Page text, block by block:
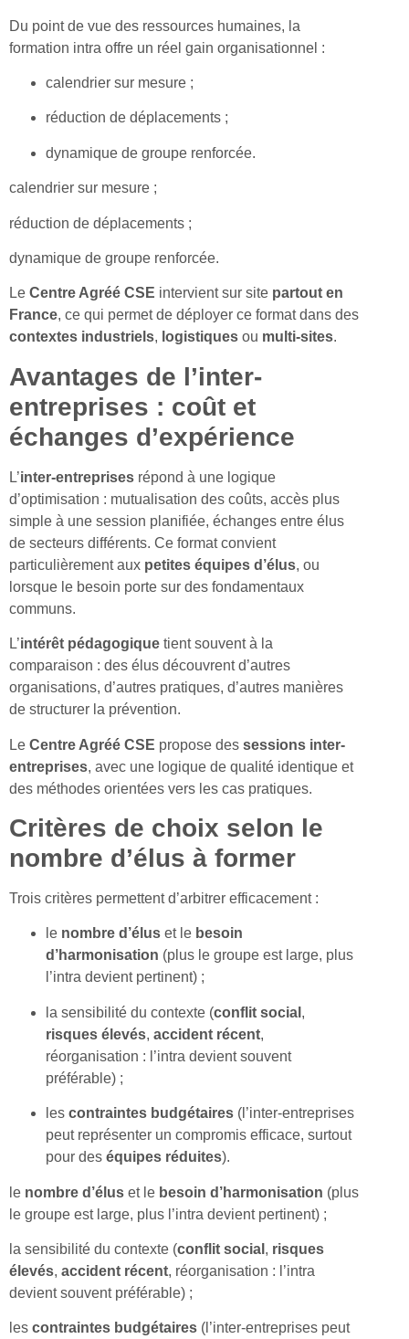
Du point de vue des ressources humaines, la
formation intra offre un réel gain organisationnel :
calendrier sur mesure ;
réduction de déplacements ;
dynamique de groupe renforcée.
calendrier sur mesure ;
réduction de déplacements ;
dynamique de groupe renforcée.
Le Centre Agréé CSE intervient sur site partout en
France, ce qui permet de déployer ce format dans des
contextes industriels, logistiques ou multi-sites.
Avantages de l’inter-
entreprises : coût et
échanges d’expérience
L’inter-entreprises répond à une logique
d’optimisation : mutualisation des coûts, accès plus
simple à une session planifiée, échanges entre élus
de secteurs différents. Ce format convient
particulièrement aux petites équipes d’élus, ou
lorsque le besoin porte sur des fondamentaux
communs.
L’intérêt pédagogique tient souvent à la
comparaison : des élus découvrent d’autres
organisations, d’autres pratiques, d’autres manières
de structurer la prévention.
Le Centre Agréé CSE propose des sessions inter-
entreprises, avec une logique de qualité identique et
des méthodes orientées vers les cas pratiques.
Critères de choix selon le
nombre d’élus à former
Trois critères permettent d’arbitrer efficacement :
le nombre d’élus et le besoin
d’harmonisation (plus le groupe est large, plus
l’intra devient pertinent) ;
la sensibilité du contexte (conflit social ,
risques élevés, accident récent,
réorganisation : l’intra devient souvent
préférable) ;
les contraintes budgétaires (l’inter-entreprises
peut représenter un compromis efficace, surtout
pour des équipes réduites).
le nombre d’élus et le besoin d’harmonisation (plus
le groupe est large, plus l’intra devient pertinent) ;
la sensibilité du contexte (conflit social , risques
élevés, accident récent, réorganisation : l’intra
devient souvent préférable) ;
les contraintes budgétaires (l’inter-entreprises peut